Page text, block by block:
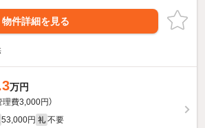
物件詳細を見る
万円
理費3,000円）
53,000円 礼 不要